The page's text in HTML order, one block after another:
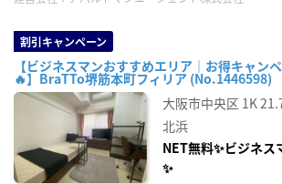
割引キャンペーン
【ビジネスマンおすすめエリア｜お得キャン
🔥】BraTTo堺筋本町フィリア (No.1446598)
大阪市中央区 1K
北浜
NET無料✨ビジネ
✨